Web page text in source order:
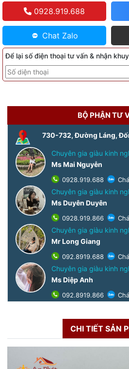
0928.919.688
Chat Zalo
Để lại số điện thoại tư vấn & nhận
BỘ PHẬN TƯ
730-732, Đường Láng,
Chuyên gia giàu kinh
Ms Mai Nguyễn
0928.919.688
Chuyên gia giàu kinh
Ms Duyên Duyên
0928.919.866
Chuyên gia giàu kinh
Mr Long Giang
092.8919.688
Chuyên gia giàu kinh
Ms Diệp Anh
092.8919.866
CHI TIẾT SẢN